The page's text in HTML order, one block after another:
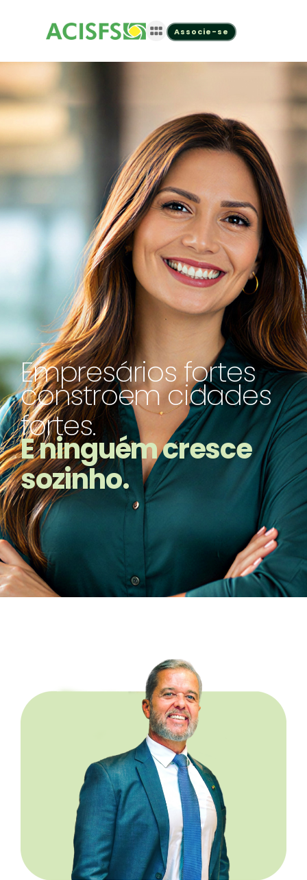
Associe-se
Empresários fortes
constroem cidades
fortes.
E ninguém cresce
sozinho.